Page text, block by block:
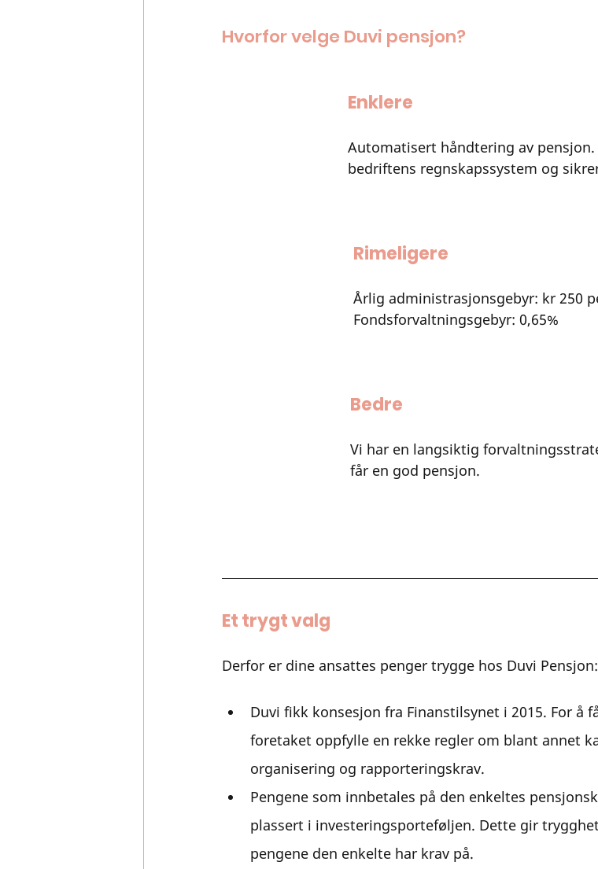
Hvorfor velge Duvi pensjon?
Enklere
Automatisert håndtering av
bedriftens regnskapssystem og
Rimeligere
Årlig administrasjonsgebyr: kr 250
Fondsforvaltningsgebyr: 0,65%
Bedre
Vi har en langsiktig
får en god pensjon.
Et trygt valg
Derfor er dine ansattes penger trygge hos Duvi Pensjon:
Duvi fikk konsesjon fra Finanstilsynet i 2015. For å
foretaket oppfylle en rekke regler om blant annet
organisering og rapporteringskrav.
Pengene som innbetales på den enkeltes
plassert i investeringsporteføljen. Dette gir
pengene den enkelte har krav på.